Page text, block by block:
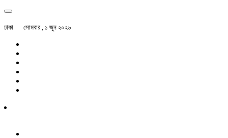
ঢাকা সোমবার , ১ জুন ২০২৬